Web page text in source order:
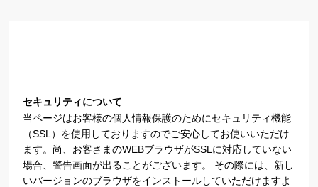
セキュリティについて
当ページはお客様の個人情報保護のためにセキュリティ機能
（SSL）を使用しておりますのでご安心してお使いいただけ
ます。尚、お客さまのWEBブラウザがSSLに対応していない
場合、警告画面が出ることがございます。 その際には、新し
いバージョンのブラウザをインストールしていただけますよ